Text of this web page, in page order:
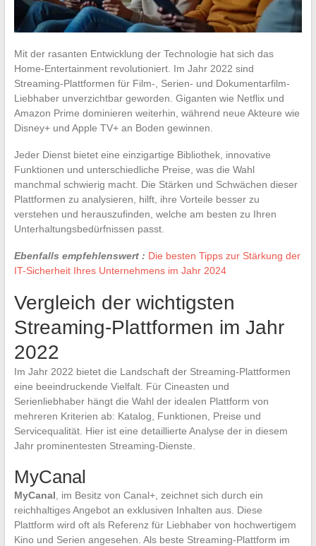
Mit der rasanten Entwicklung der Technologie hat sich das
Home-Entertainment revolutioniert. Im Jahr 2022 sind
Streaming-Plattformen für Film-, Serien- und Dokumentarfilm-
Liebhaber unverzichtbar geworden. Giganten wie Netflix und
Amazon Prime dominieren weiterhin, während neue Akteure wie
Disney+ und Apple TV+ an Boden gewinnen.
Jeder Dienst bietet eine einzigartige Bibliothek, innovative
Funktionen und unterschiedliche Preise, was die Wahl
manchmal schwierig macht. Die Stärken und Schwächen dieser
Plattformen zu analysieren, hilft, ihre Vorteile besser zu
verstehen und herauszufinden, welche am besten zu Ihren
Unterhaltungsbedürfnissen passt.
Ebenfalls empfehlenswert : Die besten Tipps zur Stärkung der
IT-Sicherheit Ihres Unternehmens im Jahr 2024
Vergleich der wichtigsten
Streaming-Plattformen im Jahr
2022
Im Jahr 2022 bietet die Landschaft der Streaming-Plattformen
eine beeindruckende Vielfalt. Für Cineasten und
Serienliebhaber hängt die Wahl der idealen Plattform von
mehreren Kriterien ab: Katalog, Funktionen, Preise und
Servicequalität. Hier ist eine detaillierte Analyse der in diesem
Jahr prominentesten Streaming-Dienste.
MyCanal
MyCanal , im Besitz von Canal+, zeichnet sich durch ein
reichhaltiges Angebot an exklusiven Inhalten aus. Diese
Plattform wird oft als Referenz für Liebhaber von hochwertigem
Kino und Serien angesehen. Als beste Streaming-Plattform im